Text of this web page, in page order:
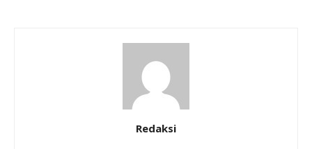
Redaksi